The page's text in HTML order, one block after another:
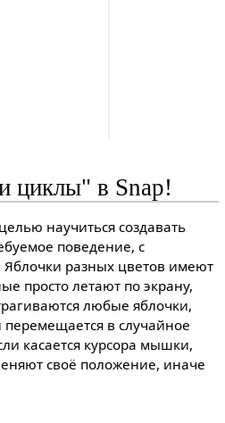
циклы" в Snap!
научиться создавать
поведение, с
разных цветов имеют
просто летают по экрану,
любые яблочки,
перемещается в случайное
касается курсора мышки,
своё положение, иначе